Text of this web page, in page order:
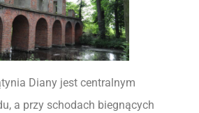
Diany jest centralnym
a przy schodach biegnących